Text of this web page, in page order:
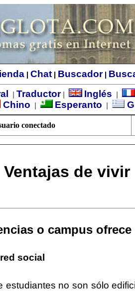
Chat Buscador|
Traductor| Inglés
Chino Esperanto
conectado
Ventajas de
o campus
social
estudiantes no son sólo